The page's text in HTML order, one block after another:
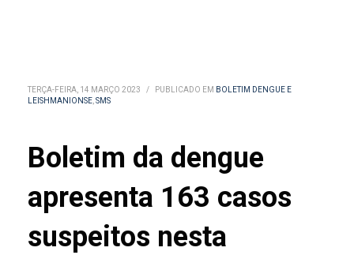
TERÇA-FEIRA, 14 MARÇO 2023 / PUBLICADO EM BOLETIM DENGUE E
LEISHMANIONSE,SMS
Boletim da dengue
apresenta 163 casos
suspeitos nesta